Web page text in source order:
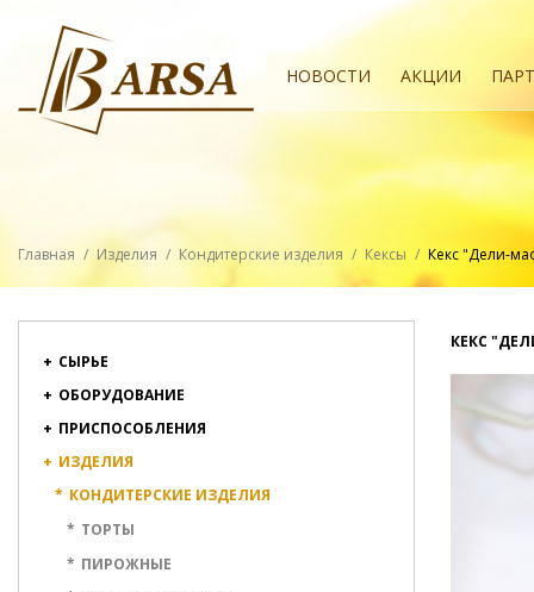
НОВОСТИ АКЦИИ
Главная / Изделия / Кондитерские изделия / Кексы / Кекс "Дели-
+ СЫРЬЕ
+ ОБОРУДОВАНИЕ
+ ПРИСПОСОБЛЕНИЯ
+ ИЗДЕЛИЯ
* КОНДИТЕРСКИЕ ИЗДЕЛИЯ
* ТОРТЫ
* ПИРОЖНЫЕ
КЕКС